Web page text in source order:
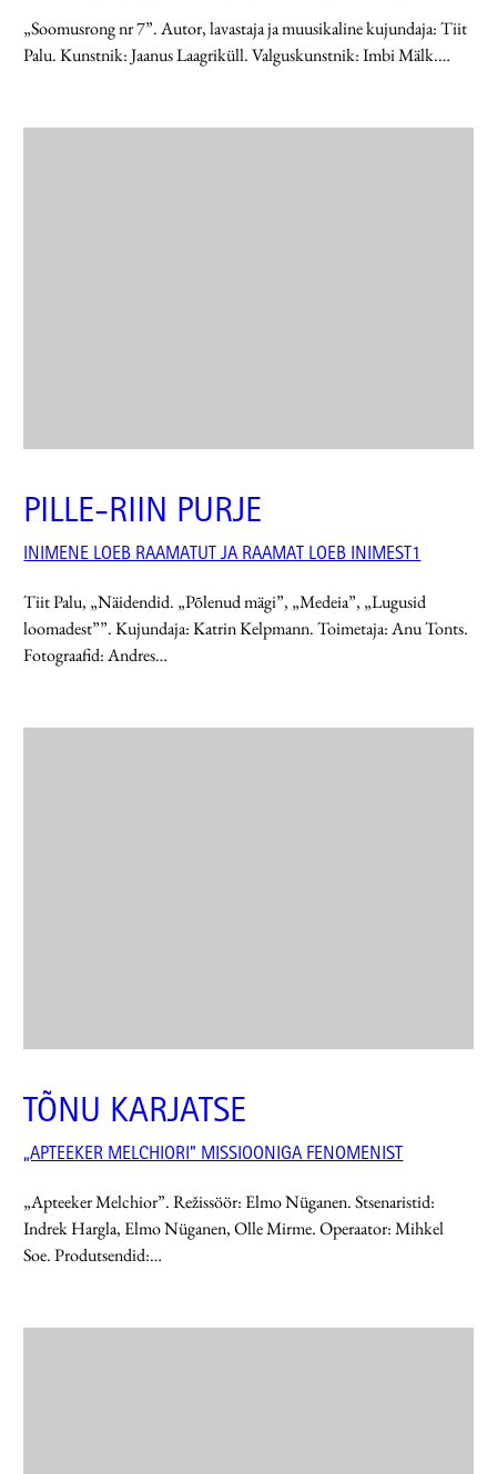
„Soomusrong nr 7”. Autor, lavastaja ja muusikaline kujundaja: Tiit
Palu. Kunstnik: Jaanus Laagriküll. Valguskunstnik: Imbi Mälk.…
PILLE-RIIN PURJE
INIMENE LOEB RAAMATUT JA RAAMAT LOEB INIMEST1
Tiit Palu, „Näidendid. „Põlenud mägi”, „Medeia”, „Lugusid
loomadest””. Kujundaja: Katrin Kelpmann. Toimetaja: Anu Tonts.
Fotograafid: Andres…
TÕNU KARJATSE
„APTEEKER MELCHIORI” MISSIOONIGA FENOMENIST
„Apteeker Melchior”. Režissöör: Elmo Nüganen. Stsenaristid:
Indrek Hargla, Elmo Nüganen, Olle Mirme. Operaator: Mihkel
Soe. Produtsendid:…